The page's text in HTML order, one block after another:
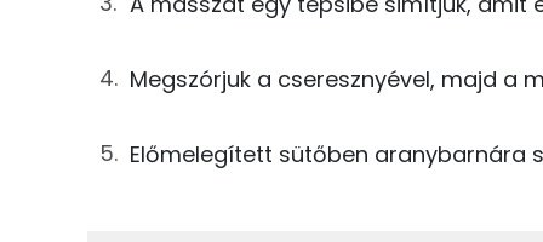
50gtejföl
2g sütőpor
Foszfor
Magnézium
Megszórjuk a cseresznyével, majd a
Előmelegített sütőben aranybarnára